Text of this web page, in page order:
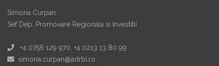
Simona Curpan
Sef Dep. Promovare Regionala si Investitii
+4 0756 129 970, +4 0213 13 80 99
simona.curpan@adrbi.ro